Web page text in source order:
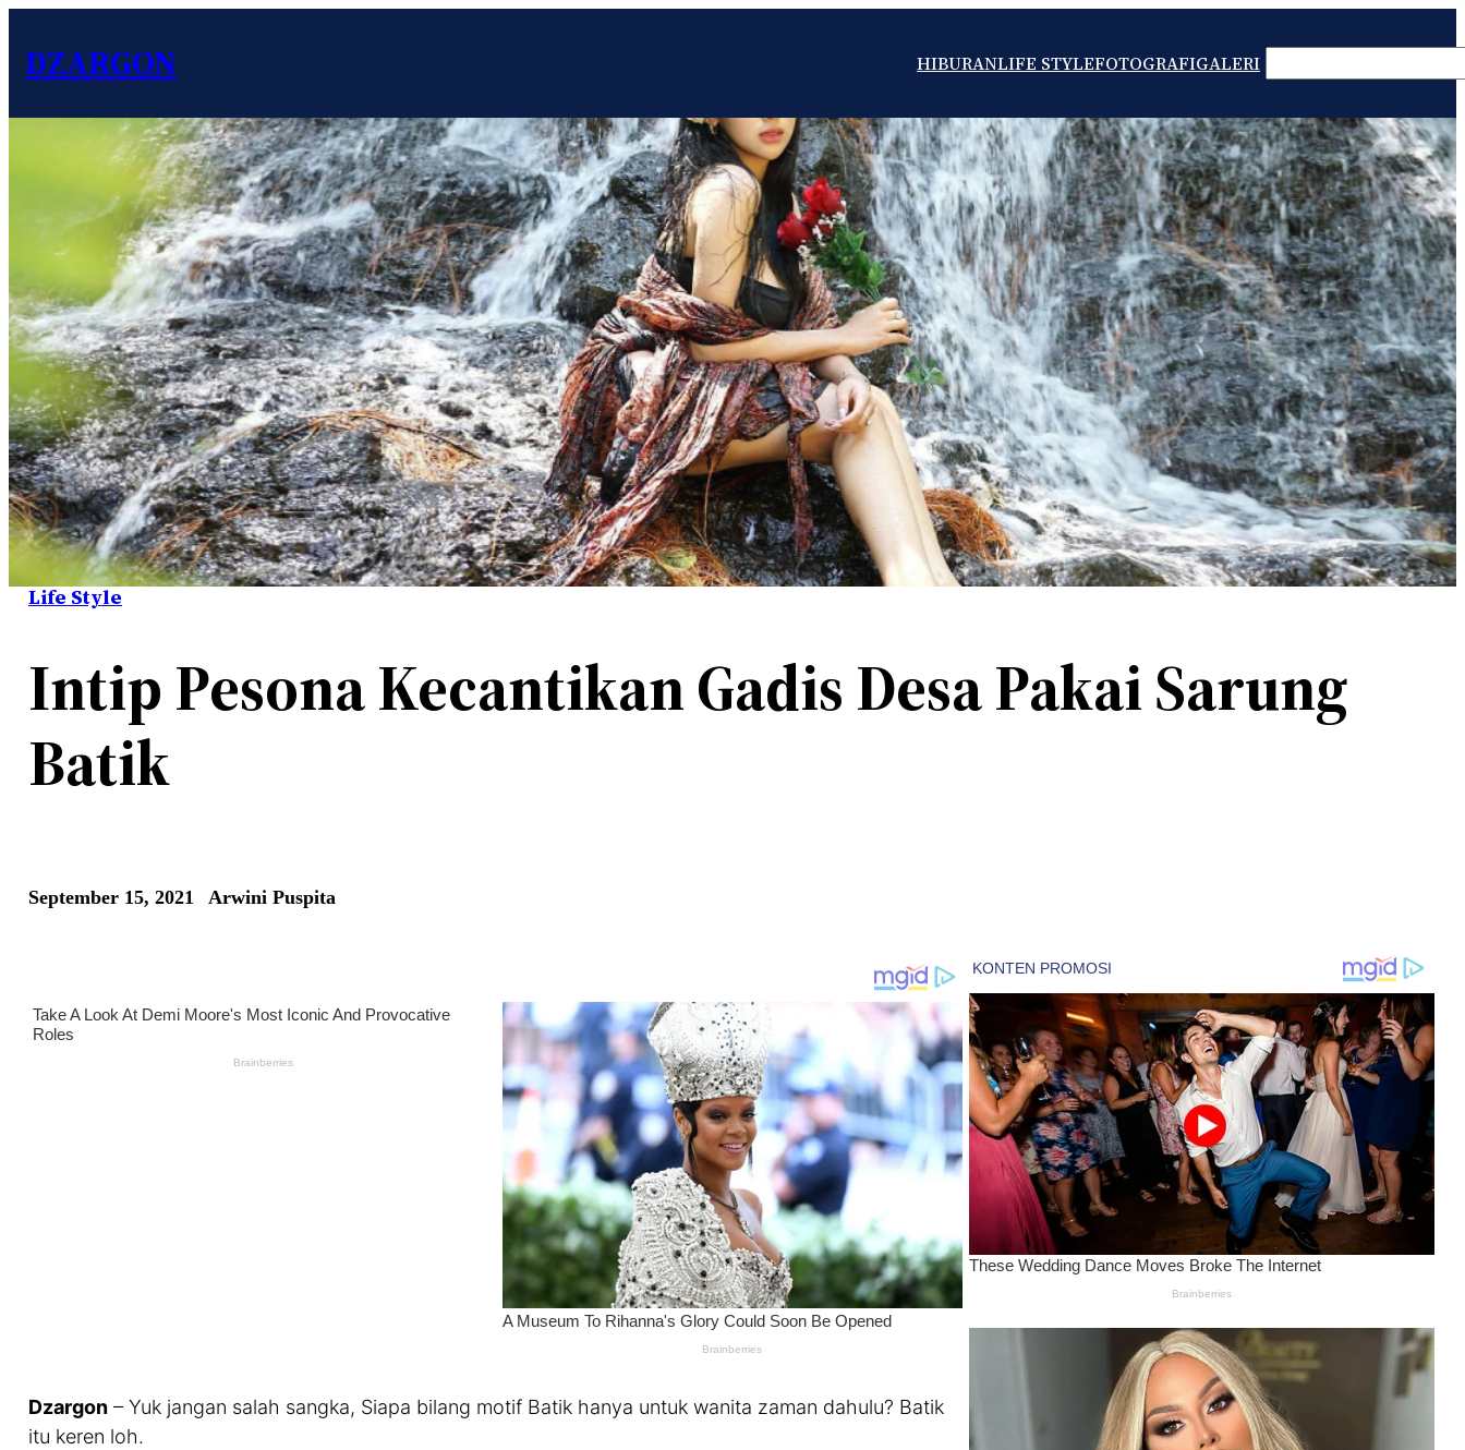
DZARGON HIBURANLIFE STYLEFOTOGRAFIGALERI SEARCH
Life Style
Intip Pesona Kecantikan Gadis Desa Pakai Sarung
Batik
September 15, 2021 Arwini Puspita
Dzargon – Yuk jangan salah sangka, Siapa bilang motif Batik hanya untuk wanita zaman dahulu? Batik
itu keren loh.